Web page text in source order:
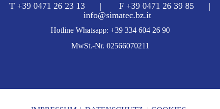
T +39 0471 26 23 13 | F +39 0471 26 39 85 |
info@simatec.bz.it
Hotline Whatsapp: +39 334 604 26 90
MwSt.-Nr. 02566070211